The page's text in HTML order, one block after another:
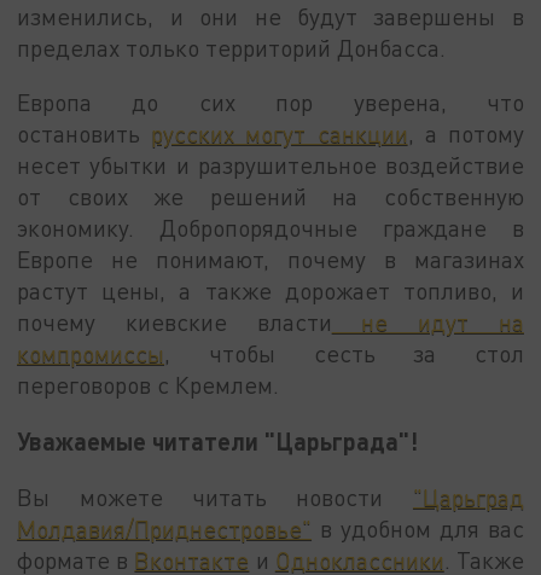
изменились, и они не будут завершены в
пределах только территорий Донбасса.
Европа до сих пор уверена, что
остановить русских могут санкции, а потому
несет убытки и разрушительное воздействие
от своих же решений на собственную
экономику. Добропорядочные граждане в
Европе не понимают, почему в магазинах
растут цены, а также дорожает топливо, и
почему киевские власти не идут на
компромиссы, чтобы сесть за стол
переговоров с Кремлем.
Уважаемые читатели "Царьграда"!
Вы можете читать новости "Царьград
Молдавия/Приднестровье" в удобном для вас
формате в Вконтакте и Одноклассники . Также